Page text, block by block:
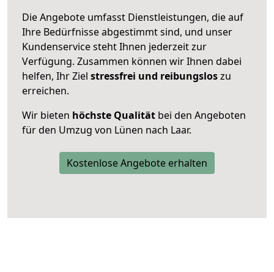
Die Angebote umfasst Dienstleistungen, die auf
Ihre Bedürfnisse abgestimmt sind, und unser
Kundenservice steht Ihnen jederzeit zur
Verfügung. Zusammen können wir Ihnen dabei
helfen, Ihr Ziel stressfrei und reibungsloszu
erreichen.
Wir bieten höchste Qualität bei den Angeboten
für den Umzug von Lünen nach Laar.
Kostenlose Angebote erhalten